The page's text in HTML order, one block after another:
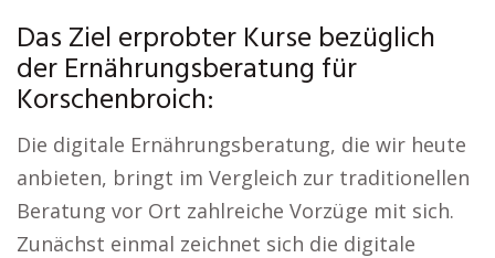
Das Ziel erprobter Kurse bezüglich
der Ernährungsberatung für
Korschenbroich:
Die digitale Ernährungsberatung, die wir heute
anbieten, bringt im Vergleich zur traditionellen
Beratung vor Ort zahlreiche Vorzüge mit sich.
Zunächst einmal zeichnet sich die digitale